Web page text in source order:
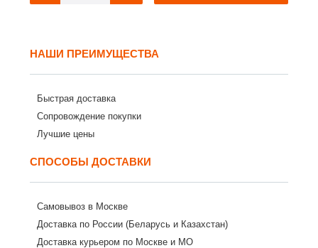
НАШИ ПРЕИМУЩЕСТВА
Быстрая доставка
Сопровождение покупки
Лучшие цены
СПОСОБЫ ДОСТАВКИ
Самовывоз в Москве
Доставка по России (Беларусь и Казахстан)
Доставка курьером по Москве и МО